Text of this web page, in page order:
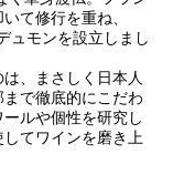
て修行を重ね、
ュモンを設立しまし
、まさしく日本人
で徹底的にこだわ
ルや個性を研究し
てワインを磨き上